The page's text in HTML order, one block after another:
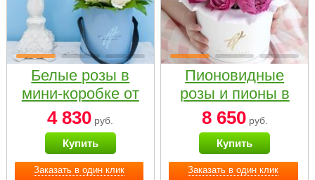
Заказать в один клик
Белые розы в
мини-коробке от
Bella Fiori
4 830 руб.
Купить
Заказать в один клик
Пионовидные
розы и пионы в
белой коробке
Small
8 650руб.
Купить